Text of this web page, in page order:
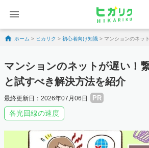
Skip to content
ホーム > ヒカリク > 初心者向け知識 > マンションのネッ
マンションのネットが遅い！
と試すべき解決方法を紹介
最終更新日：2026年07月06日 PR
各光回線の速度